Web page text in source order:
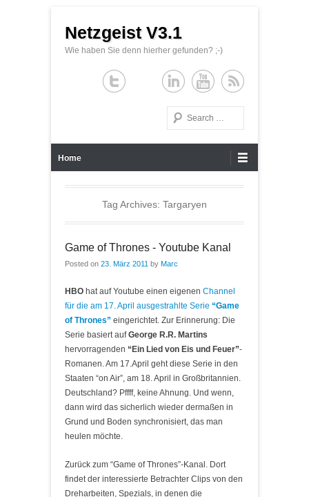
Netzgeist V3.1
Wie haben Sie denn hierher gefunden? ;-)
Search
Home
Tag Archives: Targaryen
Game of Thrones - Youtube Kanal
Posted on 23. März 2011 by Marc
HBO hat auf Youtube einen eigenen Channel
für die am 17. April ausgestrahlte Serie “Game
of Thrones” eingerichtet. Zur Erinnerung: Die
Serie basiert aufGeorge R.R. Martins
hervorragenden “Ein Lied von Eis und Feuer”-
Romanen. Am 17.April geht diese Serie in den
Staaten “on Air”, am 18. April in Großbritannien.
Deutschland? Pffff, keine Ahnung. Und wenn,
dann wird das sicherlich wieder dermaßen in
Grund und Boden synchronisiert, das man
heulen möchte.
Zurück zum “Game of Thrones”-Kanal. Dort
findet der interessierte Betrachter Clips von den
Dreharbeiten, Spezials, in denen die